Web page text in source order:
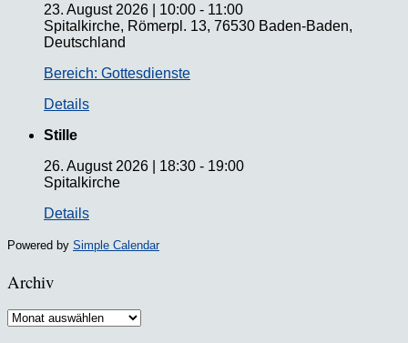
23. August 2026
10:00 - 11:00
Spitalkirche, Römerpl. 13, 76530 Baden-Baden,
Deutschland
Bereich: Gottesdienste
Details
Stille
26. August 2026
18:30 - 19:00
Spitalkirche
Details
Powered by Simple Calendar
Archiv
Archiv